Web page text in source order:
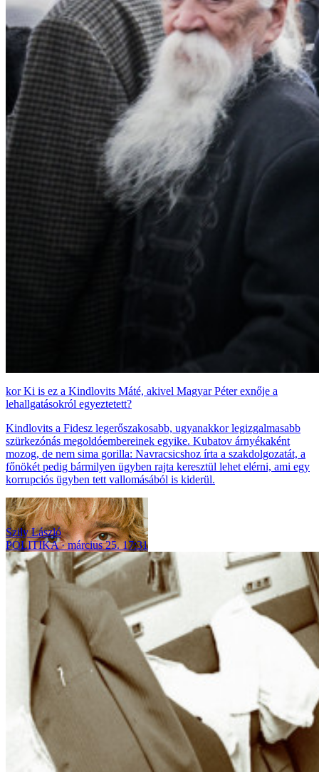
Ki is ez a Kindlovits Máté, akivel Magyar Péter exnője a
lehallgatásokról egyeztetett?
Kindlovits a Fidesz legerőszakosabb, ugyanakkor legizgalmasabb
szürkezónás megoldóembereinek egyike. Kubatov árnyékaként
mozog, de nem sima gorilla: Navracsicshoz írta a szakdolgozatát, a
főnökét pedig bármilyen ügyben rajta keresztül lehet elérni, ami egy
korrupciós ügyben tett vallomásából is kiderül.
Szily László
POLITIKA
március 25. 17:31